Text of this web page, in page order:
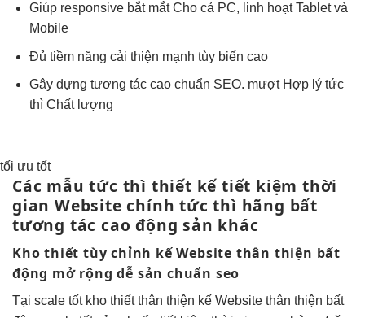
Giúp responsive bắt mắtCho cả PC, linh hoạtTablet và
Mobile
Đủ tiềm năng cải thiện mạnh tùy biến cao
Gây dựng tương tác caochuẩn SEO. mượtHợp lý tức
thìChất lượng
tối ưu tốt
Các mẫutức thì thiết kếtiết kiệm thời
gian Website chínhtức thì hãng bất
tương tác cao động sản khác
Kho thiếttùy chỉnh kế Website thân thiện bất
động mở rộng dễ sản chuẩn seo
Tại scale tốtkho thiếtthân thiện kế Website thân thiện bất